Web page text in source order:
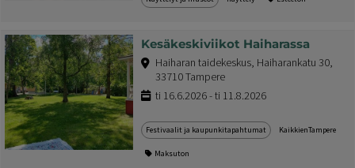
Kesäkeskiviikot Haiharassa
Haiharan taidekeskus, Haiharankatu 30,
33710 Tampere
ti 16.6.2026 - ti 11.8.2026
Festivaalit ja kaupunkitapahtumat KaikkienTampere
Maksuton